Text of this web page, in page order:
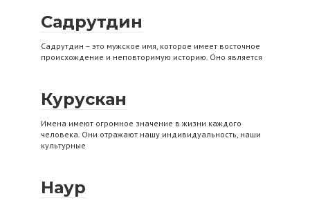
Садрутдин
Садрутдин – это мужское имя, которое имеет восточное
происхождение и неповторимую историю. Оно является
Курускан
Имена имеют огромное значение в жизни каждого
человека. Они отражают нашу индивидуальность, наши
культурные
Наур